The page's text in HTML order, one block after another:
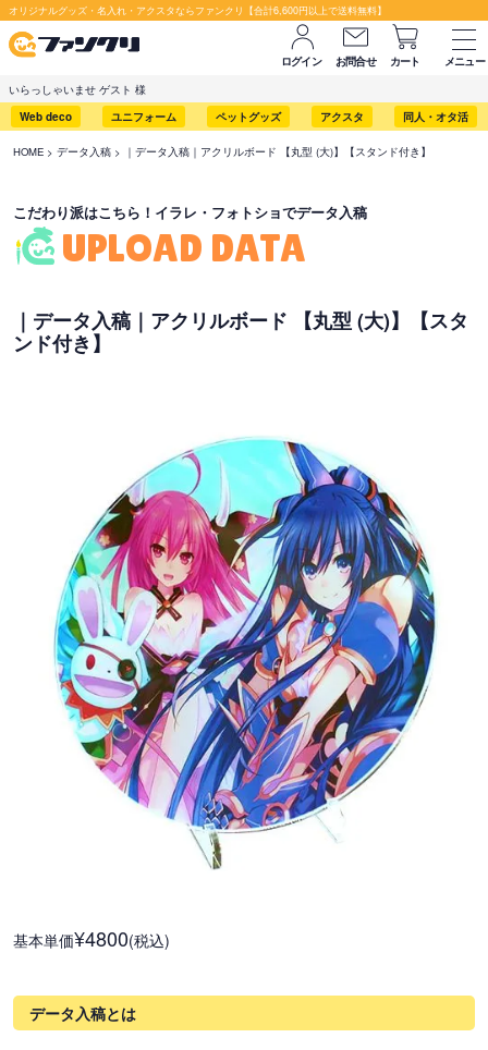
オリジナルグッズ・名入れ・アクスタならファンクリ【合計6,600円以上で送料無料】
ログイン お問合せ カート
メニュー
いらっしゃいませ ゲスト 様
Web deco
ユニフォーム ペットグッズ アクスタ 同人・オタ活
HOME データ入稿 ｜データ入稿｜アクリルボード 【丸型 (大)】【スタンド付き】
こだわり派はこちら！イラレ・フォトショでデータ入稿
UPLOAD DATA
｜データ入稿｜アクリルボード 【丸型 (大)】【スタ
ンド付き】
基本単価¥4800(税込)
データ入稿とは